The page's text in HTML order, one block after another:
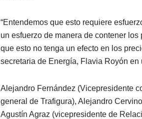
“Entendemos que esto requiere
un esfuerzo de manera de contener
que esto no tenga un efecto en los
secretaria de Energía, Flavia Royón en
Alejandro Fernández (Vicepresidente
general de Trafigura), Alejandro
Agustín Agraz (vicepresidente de